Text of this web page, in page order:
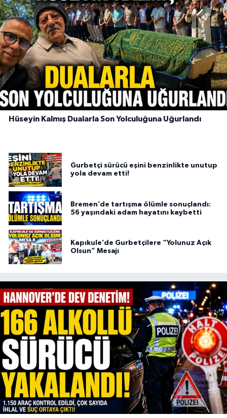
Hüseyin Kalmış Dualarla Son Yolculuğuna Uğurlandı
Gurbetçi sürücü eşini benzinlikte unutup
yola devam etti!
Bremen’de tartışma ölümle sonuçlandı:
56 yaşındaki adam hayatını kaybetti
Kapıkule’de Gurbetçilere “Yolunuz Açık
Olsun” Mesajı